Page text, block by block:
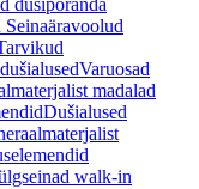
dušipõranda
Seinaäravoolud
Varuosad
madalad
Dušialused
walk-in